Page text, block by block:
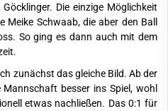
Die einzige Möglichkeit
Schwaab, die aber den Ball
So ging es dann auch mit dem
zunächst das gleiche Bild. Ab der
besser ins Spiel, wohl
etwas nachließen. Das 0:1 für